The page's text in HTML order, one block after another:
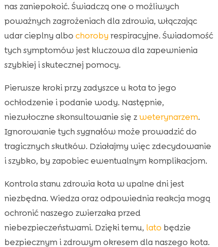
nas zaniepokoić. Świadczą one o możliwych
poważnych zagrożeniach dla zdrowia, włączając
udar cieplny albo choroby respiracyjne. Świadomość
tych symptomów jest kluczowa dla zapewnienia
szybkiej i skutecznej pomocy.
Pierwsze kroki przy zadyszce u kota to jego
ochłodzenie i podanie wody. Następnie,
niezwłoczne skonsultowanie się zweterynarzem.
Ignorowanie tych sygnałów może prowadzić do
tragicznych skutków. Działajmy więc zdecydowanie
i szybko, by zapobiec ewentualnym komplikacjom.
Kontrola stanu zdrowia kota w upalne dni jest
niezbędna. Wiedza oraz odpowiednia reakcja mogą
ochronić naszego zwierzaka przed
niebezpieczeństwami. Dzięki temu, lato będzie
bezpiecznym i zdrowym okresem dla naszego kota.